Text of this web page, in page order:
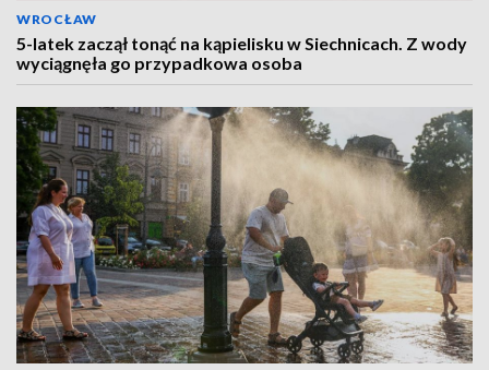
WROCŁAW
5-latek zaczął tonąć na kąpielisku w Siechnicach. Z wody
wyciągnęła go przypadkowa osoba